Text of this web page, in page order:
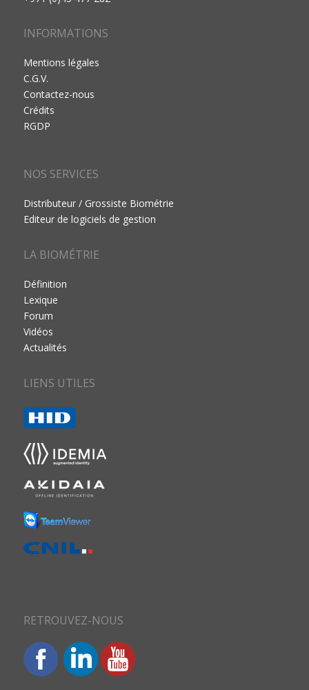
INFORMATIONS
Mentions légales
C.G.V.
Contactez-nous
Crédits
RGDP
NOS SERVICES
Distributeur / Grossiste Biométrie
Editeur de logiciels de gestion
LA BIOMÉTRIE
Définition
Lexique
Forum
Vidéos
Actualités
LIENS UTILES
RETROUVEZ-NOUS